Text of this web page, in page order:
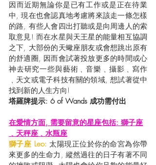
因而近期無論你是已有工作或是正在待業
中, 現在也會認真地考慮將來該走一條怎樣
的路, 有些人會四出打聽或是向周邊人的索
取意見! 而在水星與天王星的能量相互協調
之下, 大部份的天蠍座朋友或會想跳出原有
的舒適圈, 因而會試著投放更多的時間或心
神去研究一些與藝術﹑音樂﹑攝影﹑寫作
﹑天文或電子科技有關的領域, 想試著從中
找到新的人生方向!
塔羅牌提示: 6 of Wands 成功需付出
在愛情方面, 需要留意的星座包括: 獅子座
﹑天秤座﹑水瓶座
獅子座 Leo: 太陽現正位於你的命宮為你帶
來更多的生命力, 縱然過往的日子有著不同